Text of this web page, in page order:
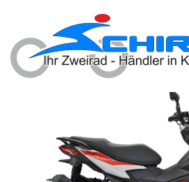
Previous